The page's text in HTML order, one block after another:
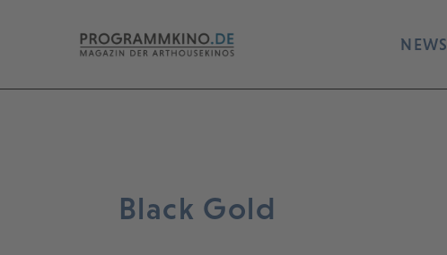
NEWS
Black Gold